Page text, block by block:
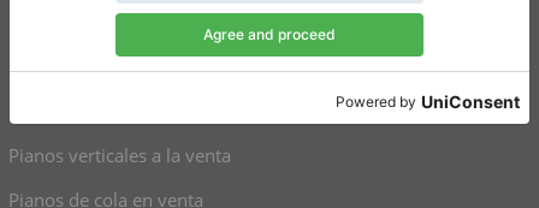
Configuración de consentimiento
Pianos verticales a la venta
Pianos de cola en venta